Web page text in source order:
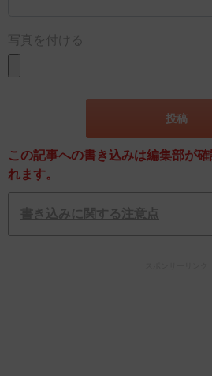
写真を付ける
この記事への書き込みは編集部が
れます。
書き込みに関する注意点